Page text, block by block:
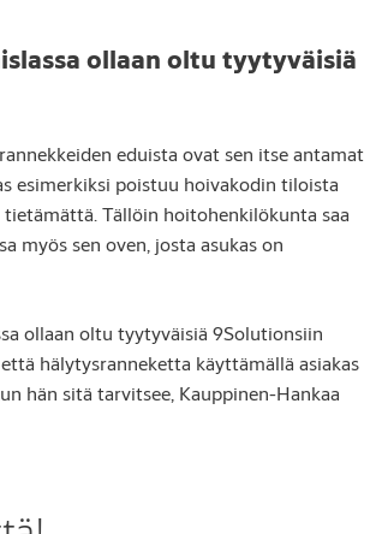
ollaan oltu tyytyväisiä
eduista ovat sen itse antamat
esimerkiksi poistuu hoivakodin tiloista
Tällöin hoitohenkilökunta saa
myös sen oven, josta asukas on
ollaan oltu tyytyväisiä 9Solutionsiin
hälytysranneketta käyttämällä asiakas
hän sitä tarvitsee, Kauppinen-Hankaa